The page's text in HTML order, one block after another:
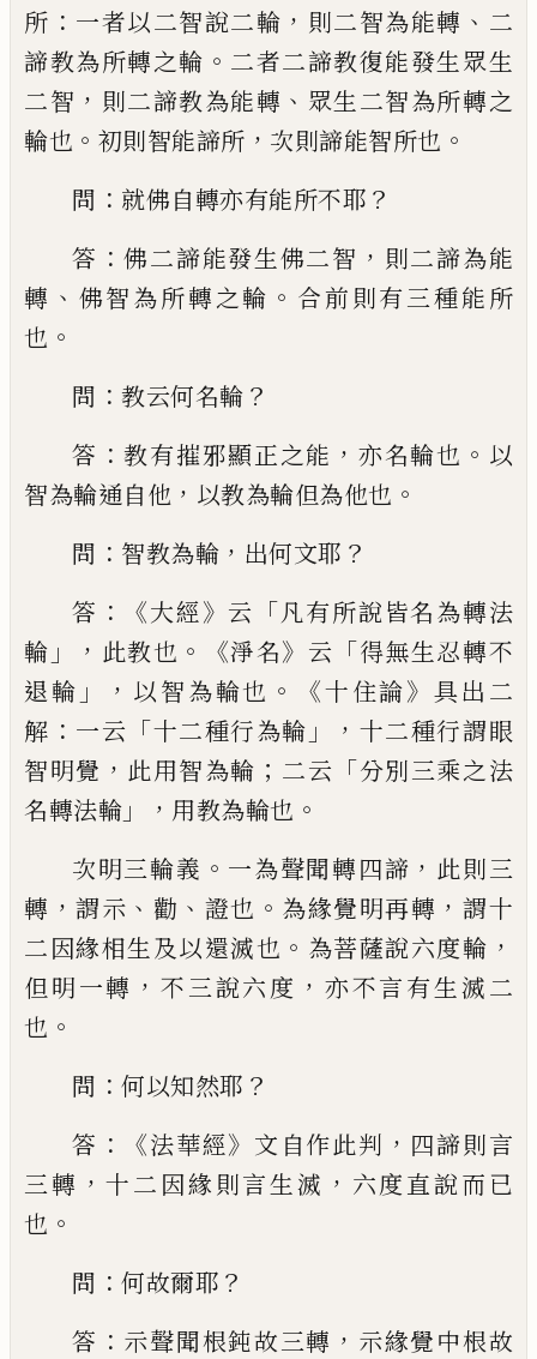
所 ： 一者以二智說二輪 ， 則二智為能轉 、 二
諦教為所轉之輪 。 二者二諦教復能發生眾生
二智 ， 則二諦教為能轉 、 眾生二智為所轉之
輪也 。 初則智能諦所 ， 次則諦能智所也 。
問 ： 就佛自轉亦有能所不耶 ？
答 ：佛二諦能發生佛二智 ， 則二諦為能
轉 、 佛智為所轉之輪 。 合前則有三種能所
也 。
問 ： 教云何名輪 ？
答 ：教有摧邪顯正之能 ， 亦名輪也 。 以
智為輪通自他 ， 以教為輪但為他也 。
問 ： 智教為輪 ， 出何文耶 ？
答 ：《大經》 云 「凡有所說皆名為轉法
輪 」， 此教也 。《淨名》 云 「得無生忍轉不
退輪 」， 以智為輪也 。《十住論》 具出二
解 ： 一云 「十二種行為輪 」， 十二種行謂眼
智明覺 ， 此用智為輪 ； 二云 「分別三乘之法
名轉法輪 」， 用教為輪也 。
次明三輪義 。 一為聲聞轉四諦 ， 此則三
轉 ，謂示 、 勸 、 證也 。 為緣覺明再轉 ，謂十
二因緣相生及以還滅也 。 為菩薩說六度輪 ，
但明一轉 ， 不三說六度 ， 亦不言有生滅二
也 。
問 ： 何以知然耶 ？
答 ：《法華經》 文自作此判 ， 四諦則言
三轉 ，十二因緣則言生滅 ， 六度直說而已
也 。
問 ： 何故爾耶 ？
答 ： 示聲聞根鈍故三轉 ， 示緣覺中根故